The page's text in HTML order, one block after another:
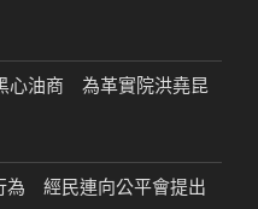
心油商 為革實院洪堯昆
為 經民連向公平會提出